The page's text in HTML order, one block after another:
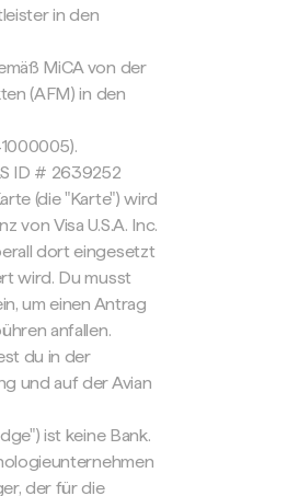
in den
MiCA von der
(AFM) in den
ID # 2639252
(die "Karte") wird
von Visa U.S.A. Inc.
dort eingesetzt
wird. Du musst
um einen Antrag
anfallen.
du in der
und auf der Avian
ist keine Bank.
der für die